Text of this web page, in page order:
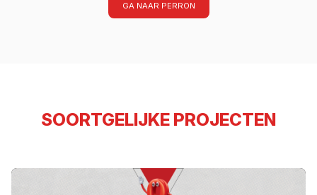
GA NAAR PERRON
SOORTGELIJKE PROJECTEN